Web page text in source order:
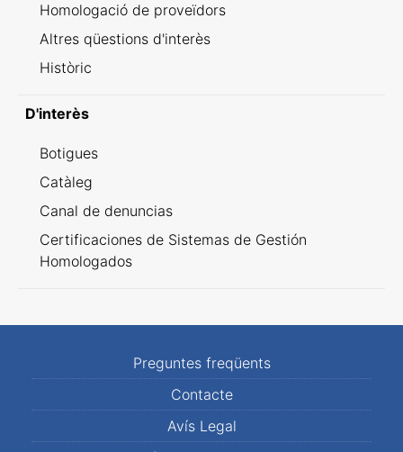
Homologació de proveïdors
Altres qüestions d'interès
Històric
D'interès
Botigues
Catàleg
Canal de denuncias
Certificaciones de Sistemas de Gestión
Homologados
Preguntes freqüents
Contacte
Avís Legal